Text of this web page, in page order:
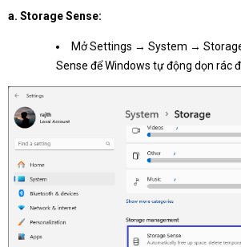
a. Storage Sense:
Mở Settings → System →
Sense để Windows tự động dọn rác